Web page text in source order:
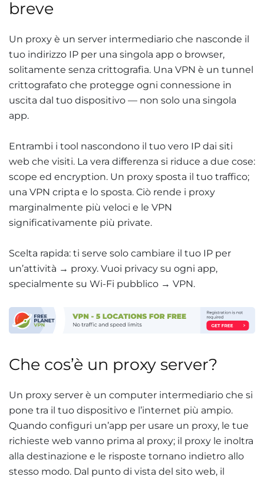
breve
Un proxy è un server intermediario che nasconde il
tuo indirizzo IP per una singola app o browser,
solitamente senza crittografia. Una VPN è un tunnel
crittografato che protegge ogni connessione in
uscita dal tuo dispositivo — non solo una singola
app.
Entrambi i tool nascondono il tuo vero IP dai siti
web che visiti. La vera differenza si riduce a due cose:
scope ed encryption. Un proxy sposta il tuo traffico;
una VPN cripta e lo sposta. Ciò rende i proxy
marginalmente più veloci e le VPN
significativamente più private.
Scelta rapida: ti serve solo cambiare il tuo IP per
un’attività → proxy. Vuoi privacy su ogni app,
specialmente su Wi-Fi pubblico → VPN.
Che cos’è un proxy server?
Un proxy server è un computer intermediario che si
pone tra il tuo dispositivo e l’internet più ampio.
Quando configuri un’app per usare un proxy, le tue
richieste web vanno prima al proxy; il proxy le inoltra
alla destinazione e le risposte tornano indietro allo
stesso modo. Dal punto di vista del sito web, il